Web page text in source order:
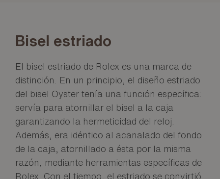
Bisel estriado
El bisel estriado de Rolex es una marca de
distinción. En un principio, el diseño estriado
del bisel Oyster tenía una función específica:
servía para atornillar el bisel a la caja
garantizando la hermeticidad del reloj.
Además, era idéntico al acanalado del fondo
de la caja, atornillado a ésta por la misma
razón, mediante herramientas específicas de
Rolex. Con el tiempo, el estriado se convirtió